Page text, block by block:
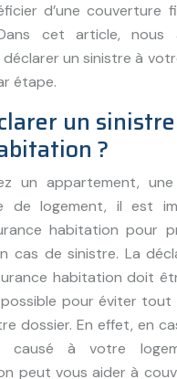
d’une couverture
cet article, nous
un sinistre à
étape.
un
?
un appartement,
de logement, il est
habitation pour
cas de sinistre. La
habitation doit
pour éviter
dossier. En effet, en
causé à votre
peut vous aider à